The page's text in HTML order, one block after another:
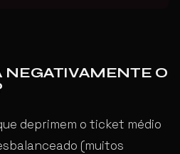
NEGATIVAMENTE O
deprimem o ticket médio
(muitos